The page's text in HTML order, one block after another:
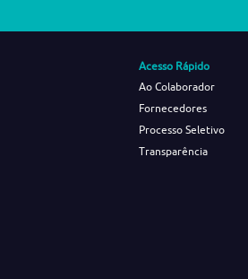
Acesso Rápido
Ao Colaborador
Fornecedores
Processo Seletivo
Transparência